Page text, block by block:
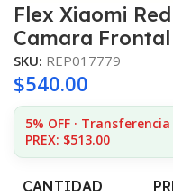
Flex Xiaomi
Camara Frontal
SKU: REP017779
$540.00
5% OFF ·
PREX: $513.00
CANTIDAD